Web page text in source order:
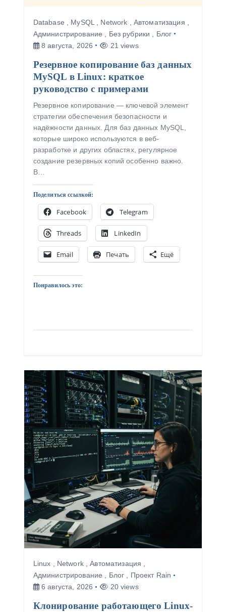
Database MySQL Network Автоматизация
Администрирование
Без рубрики
Блог
8 августа, 2026
21 views
Резервное копирование баз данных
MySQL в Linux: краткое
руководство с примерами
Резервное копирование — ключевой элемент
стратегии обеспечения безопасности и
надёжности данных. Для баз данных MySQL,
которые широко используются в веб-
разработке и других областях, регулярное
создание резервных копий особенно важно.
В…
Поделиться ссылкой:
Facebook Telegram
Threads LinkedIn
Email Печать Ещё
Понравилось это:
Linux , Network,Автоматизация ,
Администрирование , Блог , Проект Rain
6 августа, 2026
20 views
Клонирование работающего Linux-